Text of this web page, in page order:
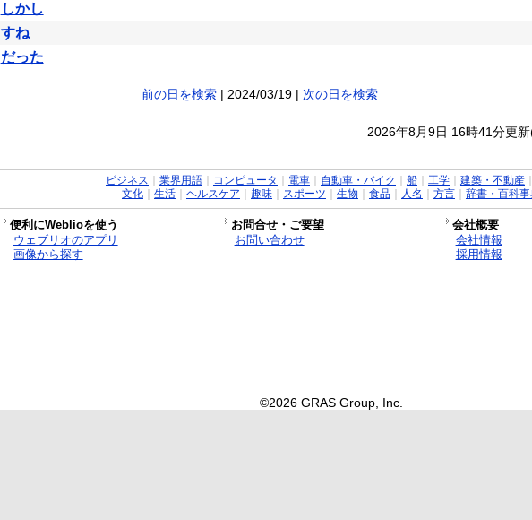
しかし
すね
だった
前の日を検索| 2024/03/19 | 次の日を検索
2026年8月9日 16時41分更
ビジネス 業界用語｜ コンピュータ 電車｜ 自動車・バイク 船｜ 工学｜ 建築・不動産｜
文化｜ 生活｜ ヘルスケア 趣味｜ スポーツ 生物 食品｜ 人名 方言｜ 辞書・百科事
便利にWeblioを使う お問合せ・ご要望 会社概要
ウェブリオのアプリ
画像から探す
お問い合わせ
会社情報
採用情報
©2026 GRAS Group, Inc.